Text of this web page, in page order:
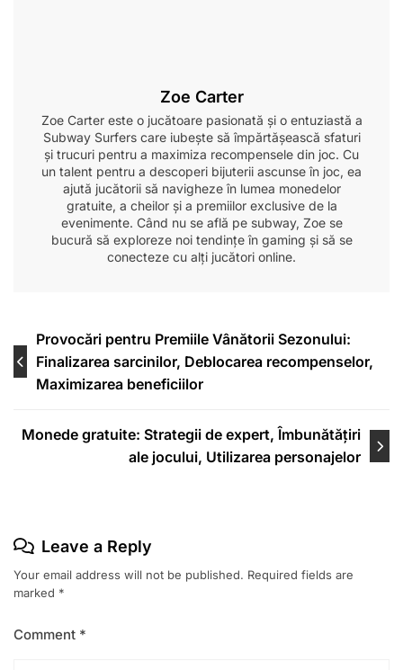
Zoe Carter
Zoe Carter este o jucătoare pasionată și o entuziastă a
Subway Surfers care iubește să împărtășească sfaturi
și trucuri pentru a maximiza recompensele din joc. Cu
un talent pentru a descoperi bijuterii ascunse în joc, ea
ajută jucătorii să navigheze în lumea monedelor
gratuite, a cheilor și a premiilor exclusive de la
evenimente. Când nu se află pe subway, Zoe se
bucură să exploreze noi tendințe în gaming și să se
conecteze cu alți jucători online.
Post
navigation
Provocări pentru Premiile Vânătorii Sezonului:
Finalizarea sarcinilor, Deblocarea recompenselor,
Maximizarea beneficiilor
Monede gratuite: Strategii de expert, Îmbunătățiri
ale jocului, Utilizarea personajelor
Leave a Reply
Your email address will not be published. Required fields are
marked *
Comment *